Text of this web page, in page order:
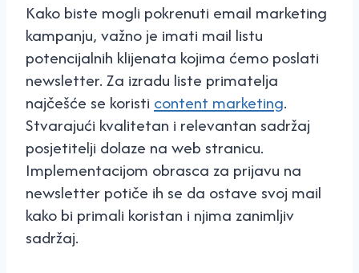
Kako biste mogli pokrenuti email marketing
kampanju, važno je imati mail listu
potencijalnih klijenata kojima ćemo poslati
newsletter. Za izradu liste primatelja
najčešće se koristi content marketing.
Stvarajući kvalitetan i relevantan sadržaj
posjetitelji dolaze na web stranicu.
Implementacijom obrasca za prijavu na
newsletter potiče ih se da ostave svoj mail
kako bi primali koristan i njima zanimljiv
sadržaj.